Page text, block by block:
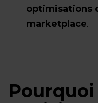
optimisations
marketplace.